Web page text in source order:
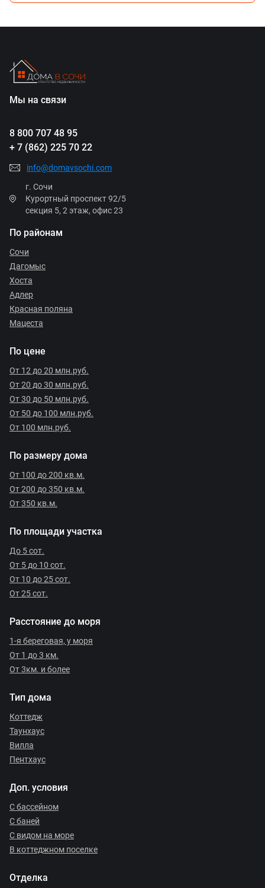
Мы на связи
8 800 707 48 95
+ 7 (862) 225 70 22
info@domavsochi.com
г. Сочи
Курортный проспект 92/5
секция 5, 2 этаж, офис 23
По районам
Сочи
Дагомыс
Хоста
Адлер
Красная поляна
Мацеста
По цене
От 12 до 20 млн.руб.
От 20 до 30 млн.руб.
От 30 до 50 млн.руб.
От 50 до 100 млн.руб.
От 100 млн.руб.
По размеру дома
От 100 до 200 кв.м.
От 200 до 350 кв.м.
От 350 кв.м.
По площади участка
До 5 сот.
От 5 до 10 сот.
От 10 до 25 сот.
От 25 сот.
Расстояние до моря
1-я береговая, у моря
От 1 до 3 км.
От 3км. и более
Тип дома
Коттедж
Таунхаус
Вилла
Пентхаус
Доп. условия
С бассейном
С баней
С видом на море
В коттеджном поселке
Отделка